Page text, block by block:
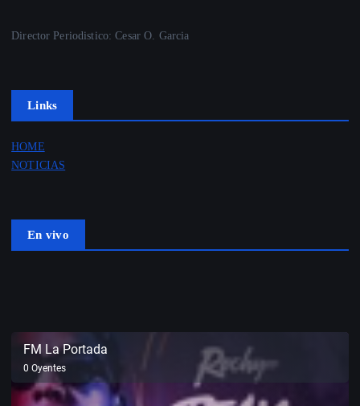
Director Periodistico: Cesar O. Garcia
Links
HOME
NOTICIAS
En vivo